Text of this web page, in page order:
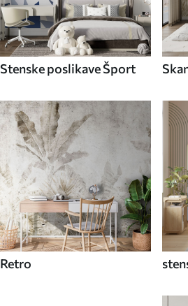
Stenske poslikave Šport
Retro